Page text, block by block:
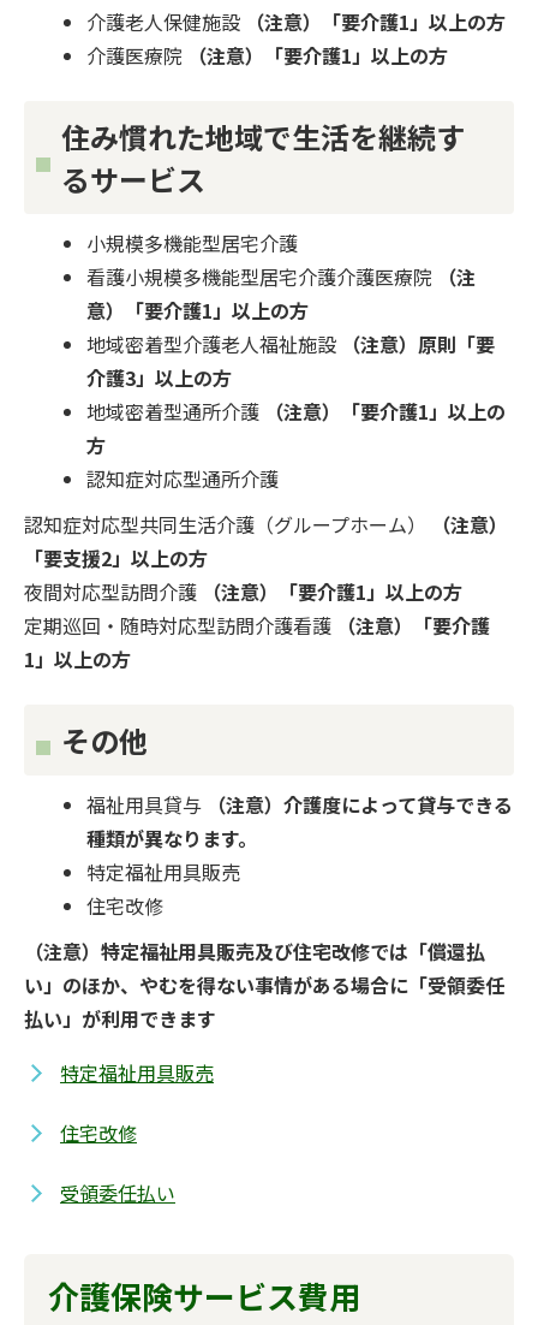
介護老人保健施設 （注意）「要介護1」以上の方
介護医療院
（注意）「要介護1」以上の方
住み慣れた地域で生活を継続す
るサービス
小規模多機能型居宅介護
看護小規模多機能型居宅介護介護医療院
（注
意）「要介護1」以上の方
地域密着型介護老人福祉施設
（注意）原則「要
介護3」以上の方
地域密着型通所介護
（注意）「要介護1」以上の
方
認知症対応型通所介護
認知症対応型共同生活介護（グループホーム）
（注意）
「要支援2」以上の方
夜間対応型訪問介護
（注意）「要介護1」以上の方
定期巡回・随時対応型訪問介護看護
（注意）「要介護
1」以上の方
その他
福祉用具貸与
（注意）介護度によって貸与できる
種類が異なります。
特定福祉用具販売
住宅改修
（注意）特定福祉用具販売及び住宅改修では「償還払
い」のほか、やむを得ない事情がある場合に「受領委任
払い」が利用できます
特定福祉用具販売
住宅改修
受領委任払い
介護保険サービス費用